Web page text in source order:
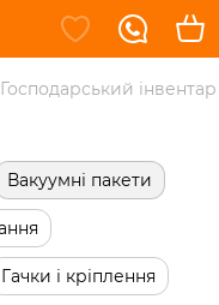
Господарський інвентар
Вакуумні пакети
Гачки і кріплення